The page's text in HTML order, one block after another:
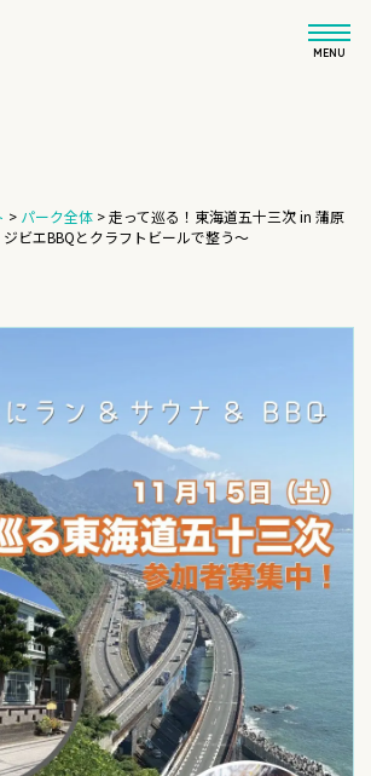
MENU
> パーク全体 >走って巡る！東海道五十三次 in 蒲原
ビエBBQとクラフトビールで整う〜